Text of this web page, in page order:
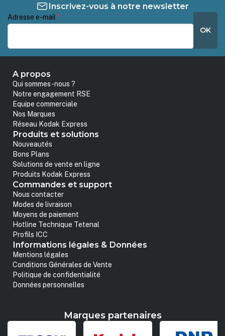
Inscrivez-vous à notre newsletter
Adresse e-mail *
OK
A propos
Qui sommes-nous ?
Notre engagement RSE
Equipe commerciale
Nos Marques
Réseau Kodak Express
Produits et solutions
Nouveautés
Bons Plans
Solutions de vente en ligne
Produits Kodak Express
Commandes et support
Nous contacter
Modes de livraison
Moyens de paiement
Hotline Technique Tetenal
Profils ICC
Informations légales & Données
Mentions légales
Conditions Générales de Vente
Politique de confidentialité
Données personnelles
Marques partenaires